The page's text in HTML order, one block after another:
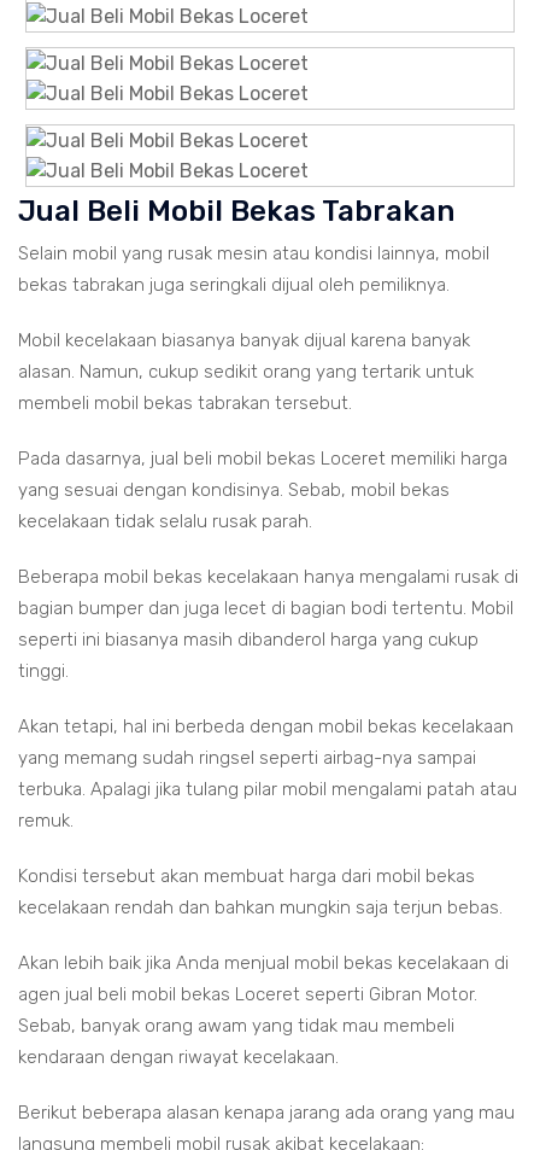
Jual Beli Mobil Bekas Tabrakan
Selain mobil yang rusak mesin atau kondisi lainnya, mobil
bekas tabrakan juga seringkali dijual oleh pemiliknya.
Mobil kecelakaan biasanya banyak dijual karena banyak
alasan. Namun, cukup sedikit orang yang tertarik untuk
membeli mobil bekas tabrakan tersebut.
Pada dasarnya, jual beli mobil bekas Loceret memiliki harga
yang sesuai dengan kondisinya. Sebab, mobil bekas
kecelakaan tidak selalu rusak parah.
Beberapa mobil bekas kecelakaan hanya mengalami rusak di
bagian bumper dan juga lecet di bagian bodi tertentu. Mobil
seperti ini biasanya masih dibanderol harga yang cukup
tinggi.
Akan tetapi, hal ini berbeda dengan mobil bekas kecelakaan
yang memang sudah ringsel seperti airbag-nya sampai
terbuka. Apalagi jika tulang pilar mobil mengalami patah atau
remuk.
Kondisi tersebut akan membuat harga dari mobil bekas
kecelakaan rendah dan bahkan mungkin saja terjun bebas.
Akan lebih baik jika Anda menjual mobil bekas kecelakaan di
agen jual beli mobil bekas Loceret seperti Gibran Motor.
Sebab, banyak orang awam yang tidak mau membeli
kendaraan dengan riwayat kecelakaan.
Berikut beberapa alasan kenapa jarang ada orang yang mau
langsung membeli mobil rusak akibat kecelakaan: